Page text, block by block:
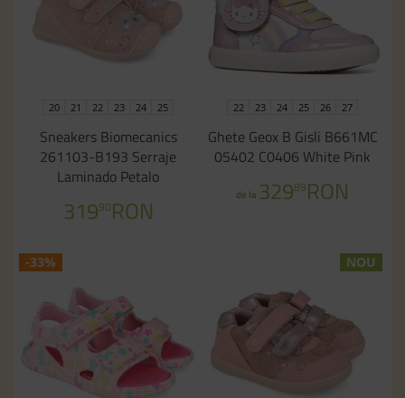
20 21 22 23 24 25
Sneakers Biomecanics
261103-B193 Serraje
Laminado Petalo
31990RON
22 23 24 25 26 27
Ghete Geox B Gisli B661MC
05402 C0406 White Pink
de la 32989RON
-33% NOU